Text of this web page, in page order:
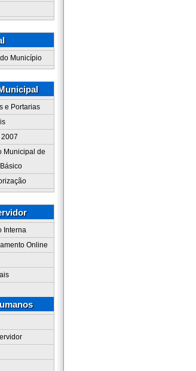
Município
e Portarias
Municipal de
Interna
Online